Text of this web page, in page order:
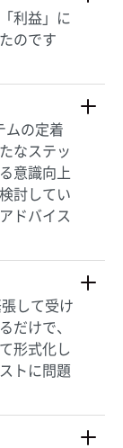
利益」に
のです
ムの定着
なステッ
意識向上
討してい
ドバイス
して受け
だけで、
形式化し
トに問題